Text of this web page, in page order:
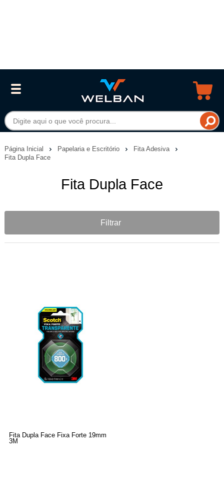
Página Inicial Papelaria e Escritório
Fita Adesiva
Fita Dupla Face
Fita Dupla Face
Filtrar
Fita Dupla Face Fixa Forte 19mm
3M